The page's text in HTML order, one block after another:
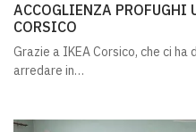
ACCOGLIENZA PROFUGHI
CORSICO
Grazie a IKEA Corsico, che ci
arredare in…